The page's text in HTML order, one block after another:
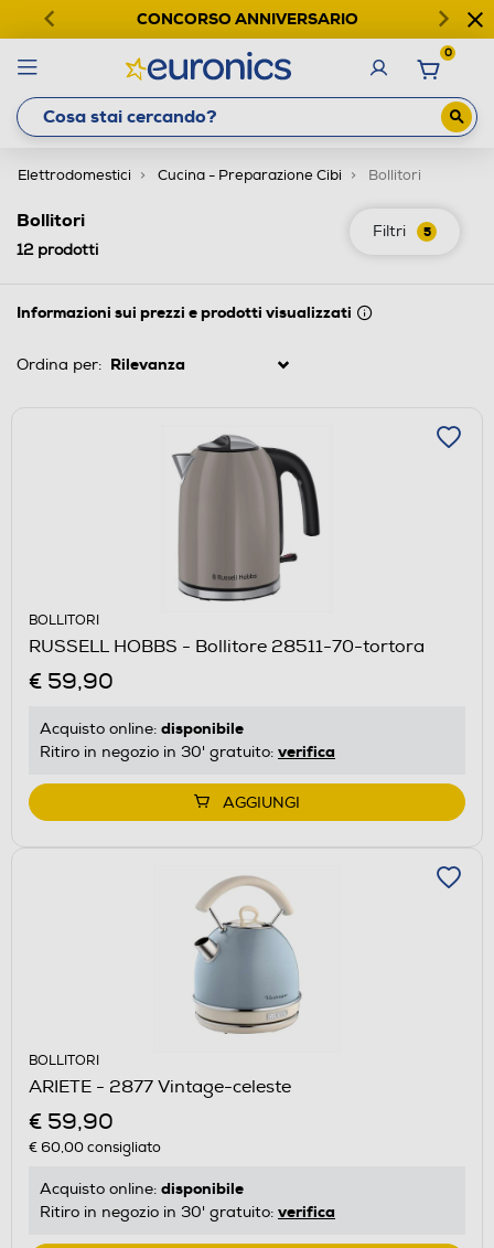
CONCORSO ANNIVERSARIO
0
Elettrodomestici Cucina - Preparazione Cibi Bollitori
Filtri 5
Bollitori
12prodotti
Informazioni sui prezzi e prodotti visualizzati
Ordina per:
BOLLITORI
RUSSELL HOBBS - Bollitore 28511-70-tortora
€ 59,90
Acquisto online: disponibile
Ritiro in negozio in 30' gratuito: verifica
AGGIUNGI
BOLLITORI
ARIETE - 2877 Vintage-celeste
€ 59,90
€ 60,00consigliato
Acquisto online: disponibile
Ritiro in negozio in 30' gratuito: verifica